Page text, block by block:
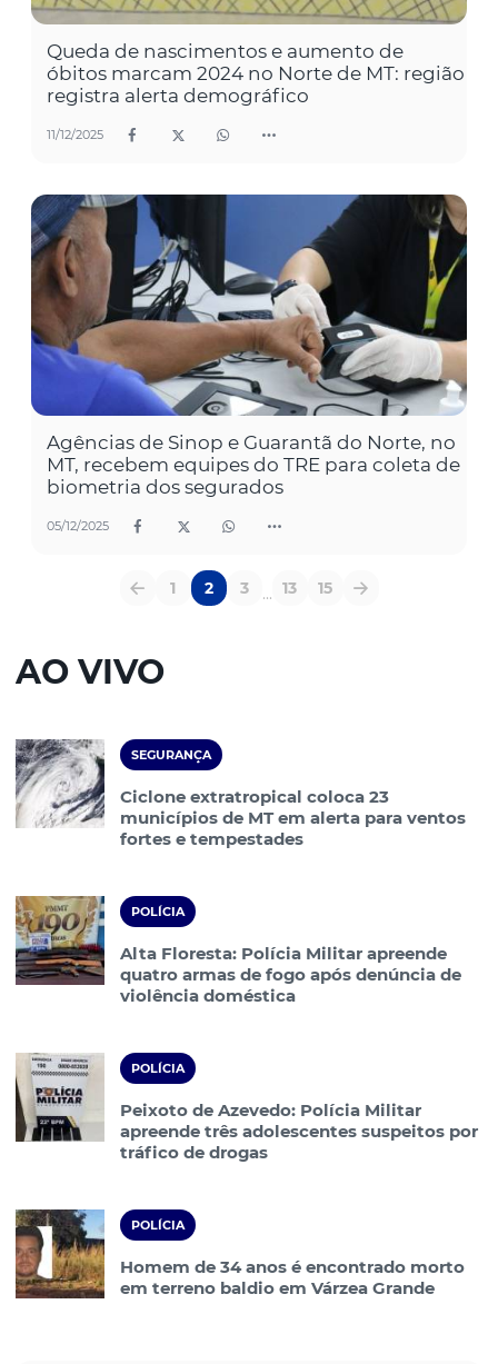
Queda de nascimentos e aumento de
óbitos marcam 2024 no Norte de MT: região
registra alerta demográfico
11/12/2025
Agências de Sinop e Guarantã do Norte, no
MT, recebem equipes do TRE para coleta de
biometria dos segurados
05/12/2025
1 2 3 ... 13 15
AO VIVO
SEGURANÇA
Ciclone extratropical coloca 23
municípios de MT em alerta para ventos
fortes e tempestades
POLÍCIA
Alta Floresta: Polícia Militar apreende
quatro armas de fogo após denúncia de
violência doméstica
POLÍCIA
Peixoto de Azevedo: Polícia Militar
apreende três adolescentes suspeitos por
tráfico de drogas
POLÍCIA
Homem de 34 anos é encontrado morto
em terreno baldio em Várzea Grande